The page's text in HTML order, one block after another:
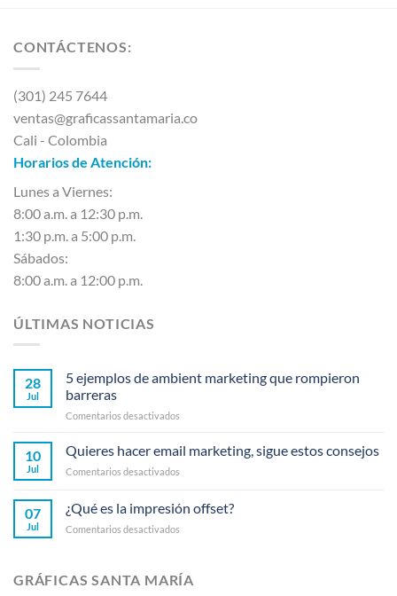
CONTÁCTENOS:
(301) 245 7644
ventas@graficassantamaria.co
Cali - Colombia
Horarios de Atención:
Lunes a Viernes:
8:00 a.m. a 12:30 p.m.
1:30 p.m. a 5:00 p.m.
Sábados:
8:00 a.m. a 12:00 p.m.
ÚLTIMAS NOTICIAS
28
Jul
5 ejemplos de ambient marketing que rompieron
barreras
Comentarios desactivados
ejemplos
de
ambient
que
barreras
10
Jul
Quieres hacer email marketing, sigue estos consejos
Comentarios desactivados
email
marketing,
consejos
07
Jul
¿Qué es la impresión offset?
Comentarios desactivados
la
impresión
GRÁFICAS SANTA MARÍA